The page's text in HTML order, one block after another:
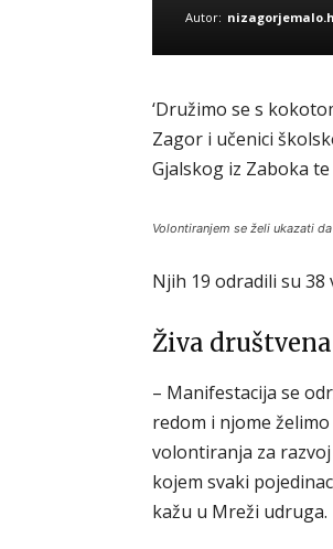
Autor:
‘Družimo se s
Zagor i učenici
Gjalskog iz Zaboka
Volontiranjem se želi ukazati
Njih 19 odradili su
Živa
– Manifestacija se
redom i njome
volontiranja za
kojem svaki
kažu u Mreži udruga.